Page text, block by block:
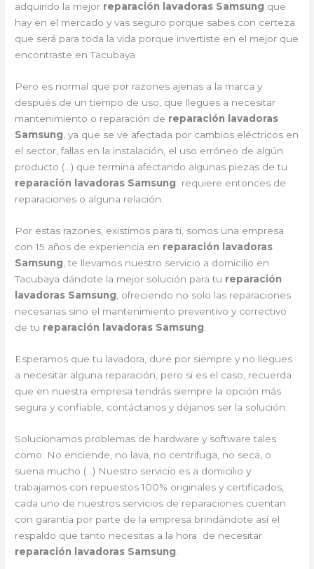
adquirido la mejor reparación lavadoras Samsung que
hay en el mercado y vas seguro porque sabes con certeza
que será para toda la vida porque invertiste en el mejor que
encontraste en Tacubaya
Pero es normal que por razones ajenas a la marca y
después de un tiempo de uso, que llegues a necesitar
mantenimiento o reparación de reparación lavadoras
Samsung , ya que se ve afectada por cambios eléctricos en
el sector, fallas en la instalación, el uso erróneo de algún
producto (…) que termina afectando algunas piezas de tu
reparación lavadoras Samsung requiere entonces de
reparaciones o alguna relación.
Por estas razones, existimos para ti, somos una empresa
con 15 años de experiencia en reparación lavadoras
Samsung , te llevamos nuestro servicio a domicilio en
Tacubaya dándote la mejor solución para tu reparación
lavadoras Samsung , ofreciendo no solo las reparaciones
necesarias sino el mantenimiento preventivo y correctivo
de tu reparación lavadoras Samsung
Esperamos que tu lavadora, dure por siempre y no llegues
a necesitar alguna reparación, pero si es el caso, recuerda
que en nuestra empresa tendrás siempre la opción más
segura y confiable, contáctanos y déjanos ser la solución.
Solucionamos problemas de hardware y software tales
como: No enciende, no lava, no centrifuga, no seca, o
suena mucho (…) Nuestro servicio es a domicilio y
trabajamos con repuestos 100% originales y certificados,
cada uno de nuestros servicios de reparaciones cuentan
con garantía por parte de la empresa brindándote así el
respaldo que tanto necesitas a la hora de necesitar
reparación lavadoras Samsung